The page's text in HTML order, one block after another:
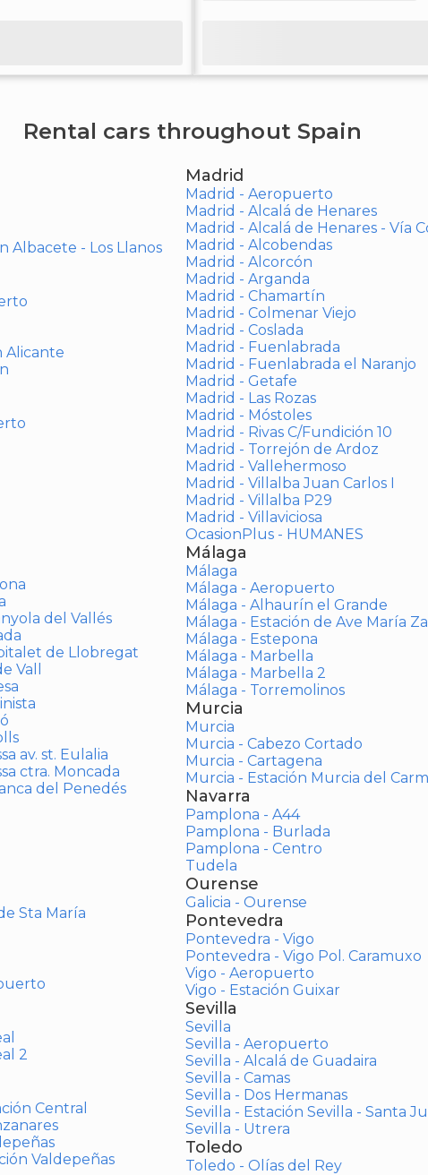
Rental cars throughout Spain
Albacete - Los Llanos
Alicante
del Vallés
de Llobregat
Vall
av. st. Eulalia
ctra. Moncada
del Penedés
Sta María
2
Central
Valdepeñas
Madrid
Madrid - Aeropuerto
Madrid - Alcalá de Henares
Madrid - Alcalá de Henares - Vía
Madrid - Alcobendas
Madrid - Alcorcón
Madrid - Arganda
Madrid - Chamartín
Madrid - Colmenar Viejo
Madrid - Coslada
Madrid - Fuenlabrada
Madrid - Fuenlabrada el Naranjo
Madrid - Getafe
Madrid - Las Rozas
Madrid - Móstoles
Madrid - Rivas C/Fundición 10
Madrid - Torrejón de Ardoz
Madrid - Vallehermoso
Madrid - Villalba Juan Carlos I
Madrid - Villalba P29
Madrid - Villaviciosa
OcasionPlus - HUMANES
Málaga
Málaga
Málaga - Aeropuerto
Málaga - Alhaurín el Grande
Málaga - Estación de Ave María
Málaga - Estepona
Málaga - Marbella
Málaga - Marbella 2
Málaga - Torremolinos
Murcia
Murcia
Murcia - Cabezo Cortado
Murcia - Cartagena
Murcia - Estación Murcia del
Navarra
Pamplona - A44
Pamplona - Burlada
Pamplona - Centro
Tudela
Ourense
Galicia - Ourense
Pontevedra
Pontevedra - Vigo
Pontevedra - Vigo Pol. Caramuxo
Vigo - Aeropuerto
Vigo - Estación Guixar
Sevilla
Sevilla
Sevilla - Aeropuerto
Sevilla - Alcalá de Guadaira
Sevilla - Camas
Sevilla - Dos Hermanas
Sevilla - Estación Sevilla - Santa
Sevilla - Utrera
Toledo
Toledo - Olías del Rey